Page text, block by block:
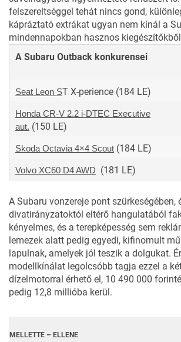
felszereltséggel tehát nincs gond,
kápráztató extrákat ugyan nem kínál a
mindennapokban hasznos
A Subaru Outback konkurensei
Seat Leon ST X-perience (184 LE)
Honda CR-V 2.2 i-DTEC Executive
aut. (150 LE)
Skoda Octavia 4×4 Scout (184 LE)
Volvo XC60 D4 AWD (181 LE)
A Subaru vonzereje pont szürkeségében,
divatirányzatoktól eltérő hangulatából
kényelmes, és a terepképesség sem
lemezek alatt pedig egyedi, kifinomult
lapulnak, amelyek jól teszik a dolgukat.
modellkínálat legolcsóbb tagja ezzel a
dízelmotorral érhető el, 10 490 000
pedig 12,8 millióba kerül.
MELLETTE – ELLENE